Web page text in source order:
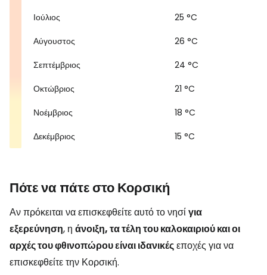
Ιούλιος
25 °C
Αύγουστος
26 °C
Σεπτέμβριος
24 °C
Οκτώβριος
21 °C
Νοέμβριος
18 °C
Δεκέμβριος
15 °C
Πότε να πάτε στο Κορσική
Αν πρόκειται να επισκεφθείτε αυτό το νησίγια
εξερεύνηση, η άνοιξη, τα τέλη του καλοκαιριού και οι
αρχές του φθινοπώρου είναι ιδανικέςεποχές για να
επισκεφθείτε την Κορσική.